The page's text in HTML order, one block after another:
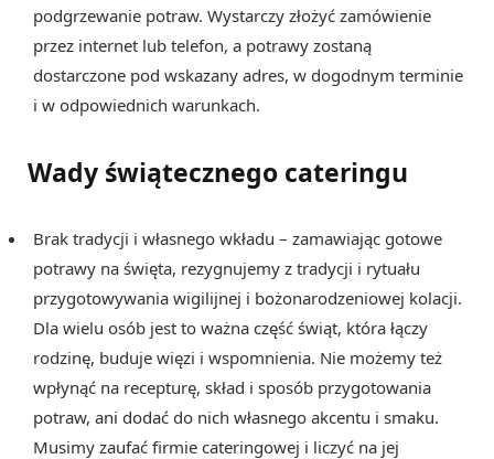
podgrzewanie potraw. Wystarczy złożyć zamówienie
przez internet lub telefon, a potrawy zostaną
dostarczone pod wskazany adres, w dogodnym terminie
i w odpowiednich warunkach.
Wady świątecznego cateringu
Brak tradycji i własnego wkładu – zamawiając gotowe
potrawy na święta, rezygnujemy z tradycji i rytuału
przygotowywania wigilijnej i bożonarodzeniowej kolacji.
Dla wielu osób jest to ważna część świąt, która łączy
rodzinę, buduje więzi i wspomnienia. Nie możemy też
wpłynąć na recepturę, skład i sposób przygotowania
potraw, ani dodać do nich własnego akcentu i smaku.
Musimy zaufać firmie cateringowej i liczyć na jej